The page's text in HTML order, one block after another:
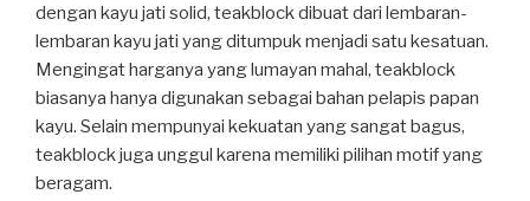
dengan kayu jati solid, teakblock dibuat dari lembaran-
lembaran kayu jati yang ditumpuk menjadi satu kesatuan.
Mengingat harganya yang lumayan mahal, teakblock
biasanya hanya digunakan sebagai bahan pelapis papan
kayu. Selain mempunyai kekuatan yang sangat bagus,
teakblock juga unggul karena memiliki pilihan motif yang
beragam.